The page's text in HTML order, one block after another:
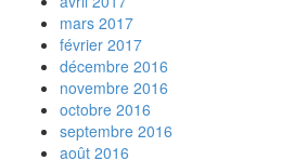
mars 2017
février 2017
décembre 2016
novembre 2016
octobre 2016
septembre 2016
août 2016